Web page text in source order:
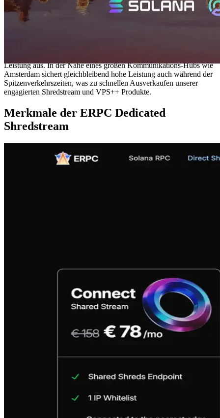
außergewöhnliche Stabilität und ultra-niedrige Latenz.
Außerdem zählt Amsterdam weltweit zu den drei Top-Regionen für
die Zahl der Solana-Validatoren und unterstreicht seine Bedeutung
Leistung aus. In der Nähe eines großen Kommunikations-Hubs wie
Amsterdam sichert gleichbleibend hohe Leistung auch während der
Spitzenverkehrszeiten, was zu schnellen Ausverkaufen unserer
engagierten Shredstream und VPS++ Produkte.
Merkmale der ERPC Dedicated
Shredstream